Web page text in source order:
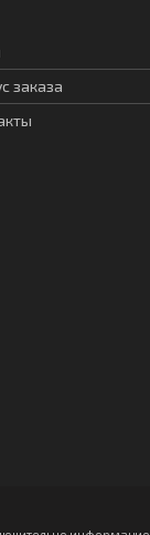
заказа